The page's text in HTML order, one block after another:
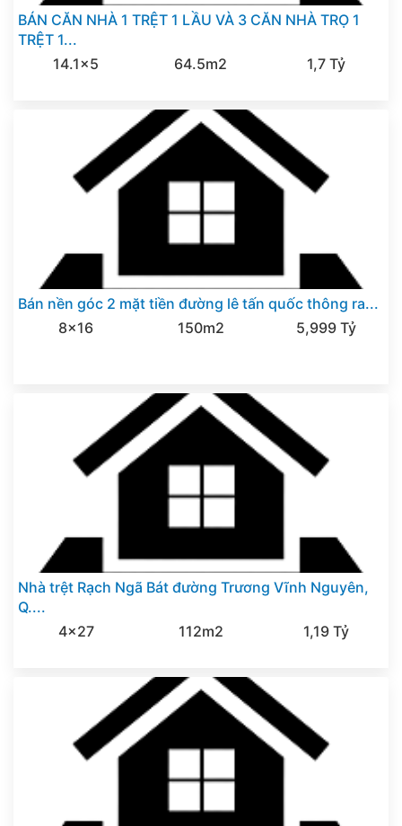
BÁN CĂN NHÀ 1 TRỆT 1 LẦU VÀ 3 CĂN NHÀ TRỌ 1
TRỆT 1...
14.1x5
64.5m2 1,7 Tỷ
Bán nền góc 2 mặt tiền đường lê tấn quốc thông ra...
8x16
150m2 5,999 Tỷ
Nhà trệt Rạch Ngã Bát đường Trương Vĩnh Nguyên,
Q....
4x27
112m2 1,19 Tỷ